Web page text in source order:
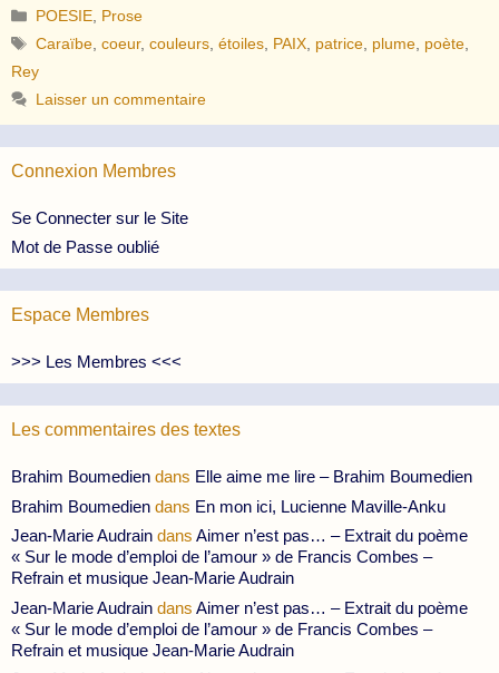
Catégories
POESIE Prose
Étiquettes
Caraïbe ,coeur,couleurs ,étoiles PAIX patrice plume poète
Rey
Laisser un commentaire
Connexion Membres
Se Connecter sur le Site
Mot de Passe oublié
Espace Membres
>>> Les Membres <<<
Les commentaires des textes
Brahim Boumedien dans Elle aime me lire – Brahim Boumedien
Brahim Boumedien dans En mon ici, Lucienne Maville-Anku
Jean-Marie Audrain dans Aimer n’est pas… – Extrait du poème
« Sur le mode d’emploi de l’amour » de Francis Combes –
Refrain et musique Jean-Marie Audrain
Jean-Marie Audrain dans Aimer n’est pas… – Extrait du poème
« Sur le mode d’emploi de l’amour » de Francis Combes –
Refrain et musique Jean-Marie Audrain